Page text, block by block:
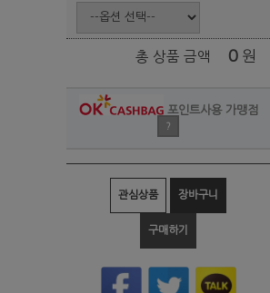
총 상품 금액 0 원
포인트사용 가맹점
?
관심상품 장바구니
구매하기